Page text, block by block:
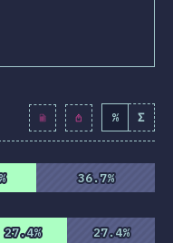
80.9 % 9293
% Σ
36.7%
36.7%
27.4%
27.4% 27.4%
27.4%